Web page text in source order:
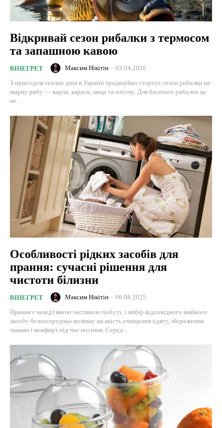
Відкривай сезон рибалки з термосом
та запашною кавою
ВІНЕГРЕТ Максим Нікітін - 03.04.2026
З приходом теплих днів в Україні традиційно стартує сезон рибалки на
мирну рибу — карпа, карася, ляща та плотву. Для багатьох рибалок це
не...
Особливості рідких засобів для
прання: сучасні рішення для
чистоти білизни
ВІНЕГРЕТ Максим Нікітін - 06.08.2025
Прання є невід'ємною частиною побуту, і вибір відповідного мийного
засобу безпосередньо впливає на якість очищення одягу, збереження
тканин і комфорт під час носіння. Серед...